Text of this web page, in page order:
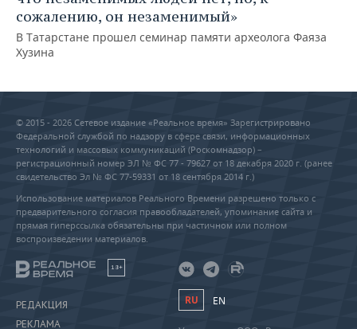
сожалению, он незаменимый»
В Татарстане прошел семинар памяти археолога Фаяза
Хузина
© 2015 - 2026 Сетевое издание «Реальное время» Зарегистрировано
Федеральной службой по надзору в сфере связи, информационных
технологий и массовых коммуникаций (Роскомнадзор) –
регистрационный номер ЭЛ № ФС 77 - 79627 от 18 декабря 2020 г. (ранее
свидетельство Эл № ФС 77-59331 от 18 сентября 2014 г.)
Использование материалов Реального Времени разрешено только с
предварительного согласия правообладателей, упоминание сайта и
прямая гиперссылка обязательны при частичном или полном
воспроизведении материалов.
18+
РЕДАКЦИЯ
РЕКЛАМА
RU EN